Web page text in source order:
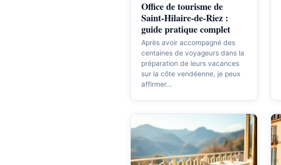
Office de tourisme de
Saint-Hilaire-de-Riez :
guide pratique complet
Après avoir accompagné des
centaines de voyageurs dans la
préparation de leurs vacances
sur la côte vendéenne, je peux
affirmer…